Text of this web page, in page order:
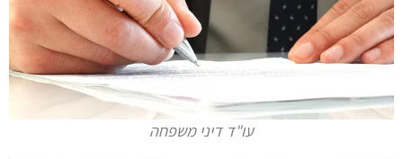
עו"ד דיני משפחה